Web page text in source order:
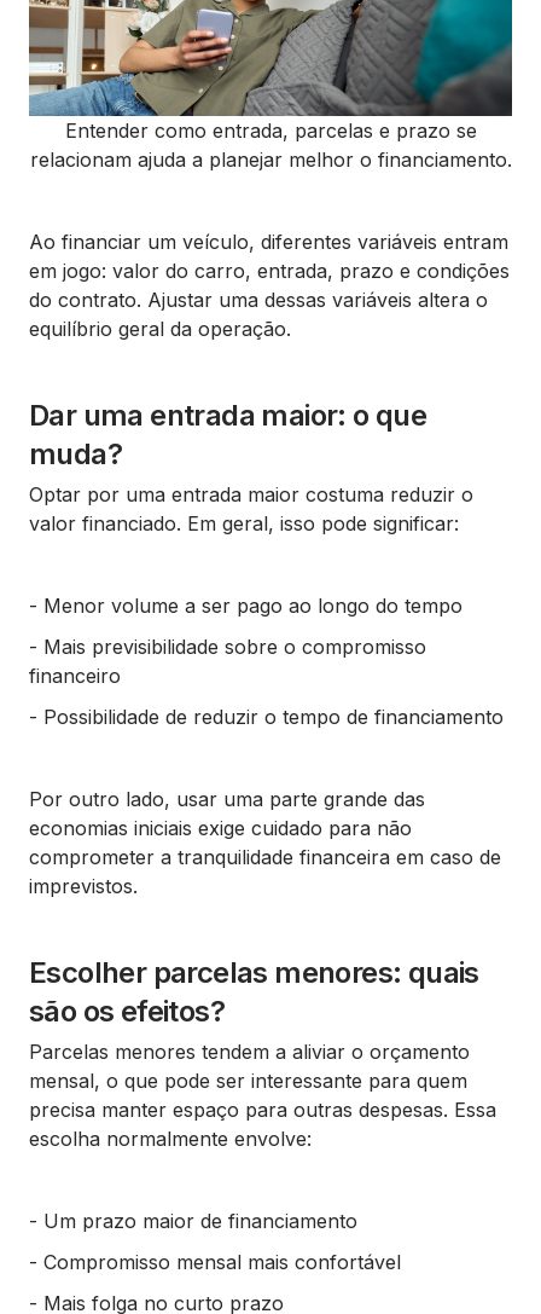
Entender como entrada, parcelas e prazo se
relacionam ajuda a planejar melhor o financiamento.
Ao financiar um veículo, diferentes variáveis entram
em jogo: valor do carro, entrada, prazo e condições
do contrato. Ajustar uma dessas variáveis altera o
equilíbrio geral da operação.
Dar uma entrada maior: o que
muda?
Optar por uma entrada maior costuma reduzir o
valor financiado. Em geral, isso pode significar:
- Menor volume a ser pago ao longo do tempo
- Mais previsibilidade sobre o compromisso
financeiro
- Possibilidade de reduzir o tempo de financiamento
Por outro lado, usar uma parte grande das
economias iniciais exige cuidado para não
comprometer a tranquilidade financeira em caso de
imprevistos.
Escolher parcelas menores: quais
são os efeitos?
Parcelas menores tendem a aliviar o orçamento
mensal, o que pode ser interessante para quem
precisa manter espaço para outras despesas. Essa
escolha normalmente envolve:
- Um prazo maior de financiamento
- Compromisso mensal mais confortável
- Mais folga no curto prazo